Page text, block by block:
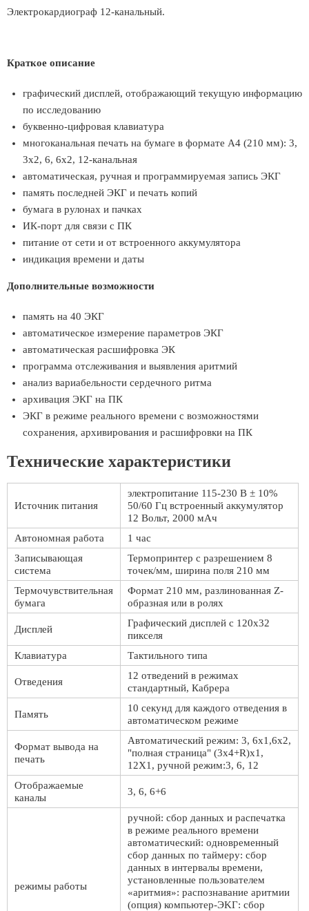
Электрокардиограф 12-канальный.
Краткое описание
графический дисплей, отображающий текущую информацию
по исследованию
буквенно-цифровая клавиатура
многоканальная печать на бумаге в формате А4 (210 мм): 3,
3х2, 6, 6х2, 12-канальная
автоматическая, ручная и программируемая запись ЭКГ
память последней ЭКГ и печать копий
бумага в рулонах и пачках
ИК-порт для связи с ПК
питание от сети и от встроенного аккумулятора
индикация времени и даты
Дополнительные возможности
память на 40 ЭКГ
автоматическое измерение параметров ЭКГ
автоматическая расшифровка ЭК
программа отслеживания и выявления аритмий
анализ вариабельности сердечного ритма
архивация ЭКГ на ПК
ЭКГ в режиме реального времени с возможностями
сохранения, архивирования и расшифровки на ПК
Технические характеристики
Источник питания
электропитание 115-230 В ± 10%
50/60 Гц встроенный аккумулятор
12 Вольт, 2000 мАч
Автономная работа
1 час
Записывающая
система
Термопринтер с разрешением 8
точек/мм, ширина поля 210 мм
Термочувствительная
бумага
Формат 210 мм, разлинованная Z-
образная или в ролях
Дисплей
Графический дисплей с 120х32
пикселя
Клавиатура
Тактильного типа
Отведения
12 отведений в режимах
стандартный, Кабрера
Память
10 секунд для каждого отведения в
автоматическом режиме
Формат вывода на
печать
Автоматический режим: 3, 6х1,6х2,
"полная страница" (3х4+R)х1,
12Х1, ручной режим:3, 6, 12
Отображаемые
каналы
3, 6, 6+6
режимы работы
ручной: сбор данных и распечатка
в режиме реального времени
автоматический: одновременный
сбор данных по таймеру: сбор
данных в интервалы времени,
установленные пользователем
«аритмия»: распознавание аритмии
(опция) компьютер-ЭKГ: сбор